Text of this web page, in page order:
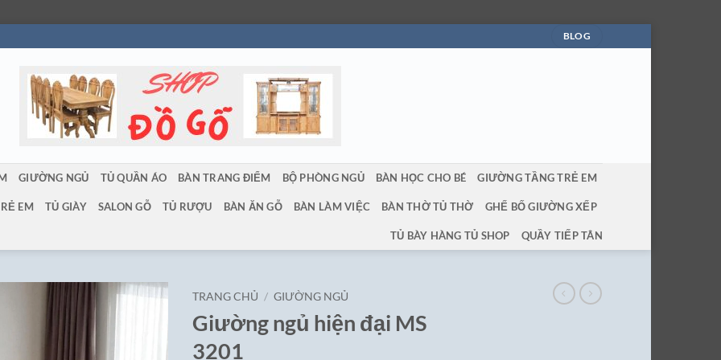
BLOG
GIƯỜNG NGỦ TỦ QUẦN ÁO BÀN TRANG ĐIỂM BỘ PHÒNG NGỦ BÀN HỌC CHO BÉ GIƯỜNG TẦNG TRẺ EM
EM TỦ GIÀY SALON GỖ TỦ RƯỢU BÀN ĂN GỖ BÀN LÀM VIỆC BÀN THỜ TỦ THỜ GHẾ BỐ GIƯỜNG XẾP
TỦ BÀY HÀNG TỦ SHOP QUẦY TIẾP TÂN
TRANG CHỦ / GIƯỜNG NGỦ
Giường ngủ hiện đại MS
3201